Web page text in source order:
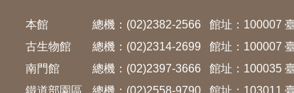
本館 總機：(02)2382-2566 館址：100007
古生物館
總機：(02)2314-2699 館址：100007
南門館
總機：(02)2397-3666 館址：100035
鐵道部園區
總機：(02)2558-9790 館址：103011